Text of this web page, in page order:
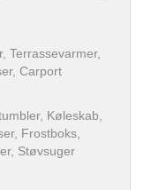
Terrassevarmer,
Carport
Køleskab,
Frostboks,
Støvsuger